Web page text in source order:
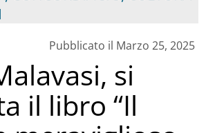
Pubblicato il Marzo 25, 2025
si
il libro “Il